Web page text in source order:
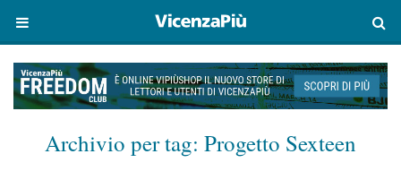
Archivio per tag: Progetto Sexteen